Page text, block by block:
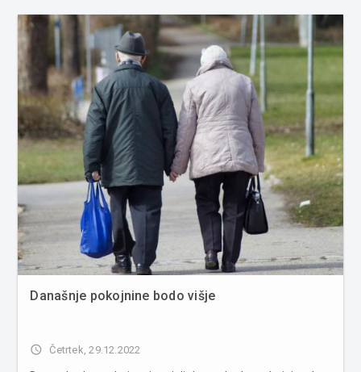
mame...
Današnje pokojnine bodo višje
access_time Četrtek, 29.12.2022